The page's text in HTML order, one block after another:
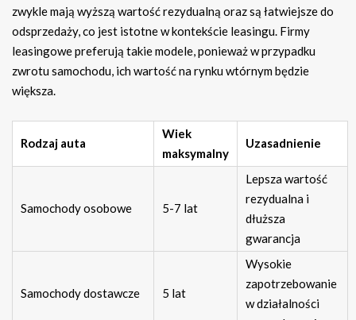
zwykle mają wyższą wartość rezydualną oraz są łatwiejsze do
odsprzedaży, co jest istotne w kontekście leasingu. Firmy
leasingowe preferują takie modele, ponieważ w przypadku
zwrotu samochodu, ich wartość na rynku wtórnym będzie
większa.
Rodzaj auta
Wiek
maksymalny
Uzasadnienie
Samochody osobowe 5-7 lat
Lepsza wartość
rezydualna i
dłuższa
gwarancja
Samochody dostawcze 5 lat
Wysokie
zapotrzebowanie
w działalności